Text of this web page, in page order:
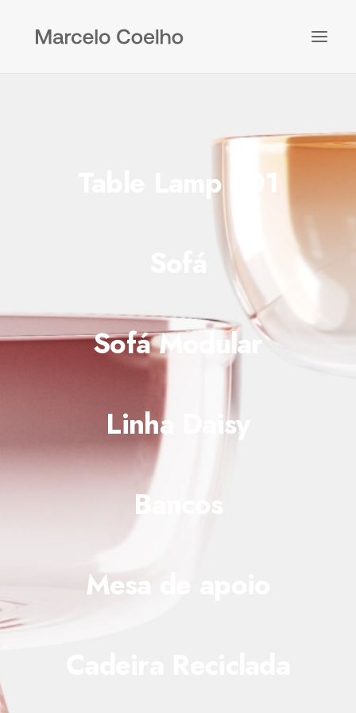
Table Lamp #01
Sofá Modular
Linha Daisy
Bancos
Mesa de apoio